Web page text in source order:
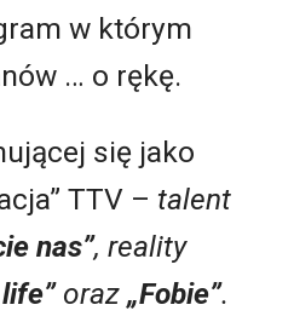
w którym
… o rękę.
się jako
TTV – talent
nas”, reality
oraz „Fobie”.